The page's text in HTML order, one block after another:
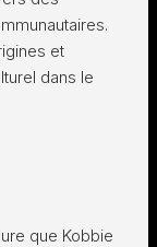
et
dans le
que Kobbie